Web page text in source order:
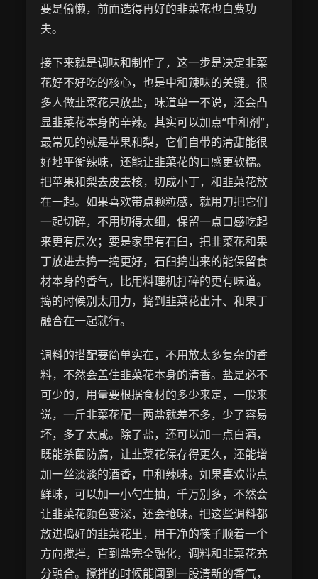
要是偷懒，前面选得再好的韭菜花也白费功
夫。
接下来就是调味和制作了，这一步是决定韭菜
花好不好吃的核心，也是中和辣味的关键。很
多人做韭菜花只放盐，味道单一不说，还会凸
显韭菜花本身的辛辣。其实可以加点“中和剂”，
最常见的就是苹果和梨，它们自带的清甜能很
好地平衡辣味，还能让韭菜花的口感更软糯。
把苹果和梨去皮去核，切成小丁，和韭菜花放
在一起。如果喜欢带点颗粒感，就用刀把它们
一起切碎，不用切得太细，保留一点口感吃起
来更有层次；要是家里有石臼，把韭菜花和果
丁放进去捣一捣更好，石臼捣出来的能保留食
材本身的香气，比用料理机打碎的更有味道。
捣的时候别太用力，捣到韭菜花出汁、和果丁
融合在一起就行。
调料的搭配要简单实在，不用放太多复杂的香
料，不然会盖住韭菜花本身的清香。盐是必不
可少的，用量要根据食材的多少来定，一般来
说，一斤韭菜花配一两盐就差不多，少了容易
坏，多了太咸。除了盐，还可以加一点白酒，
既能杀菌防腐，让韭菜花保存得更久，还能增
加一丝淡淡的酒香，中和辣味。如果喜欢带点
鲜味，可以加一小勺生抽，千万别多，不然会
让韭菜花颜色变深，还会抢味。把这些调料都
放进捣好的韭菜花里，用干净的筷子顺着一个
方向搅拌，直到盐完全融化，调料和韭菜花充
分融合。搅拌的时候能闻到一股清新的香气，